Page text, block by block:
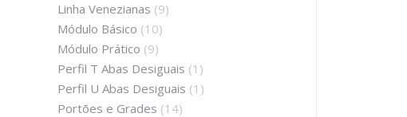
Linha Venezianas (9)
Módulo Básico (10)
Módulo Prático (9)
Perfil T Abas Desiguais (1)
Perfil U Abas Desiguais (1)
Portões e Grades (14)